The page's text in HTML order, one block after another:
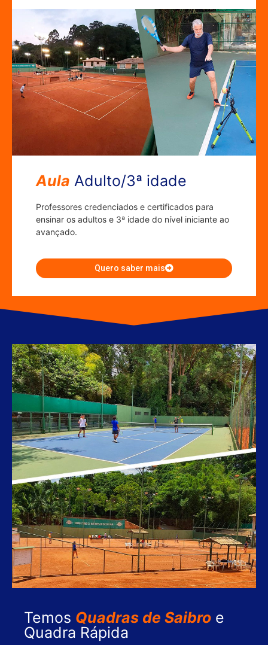
Aula Adulto/3ª idade
Professores credenciados e certificados para
ensinar os adultos e 3ª idade do nível iniciante ao
avançado.
Quero saber mais
Temos Quadras de Saibro e
Quadra Rápida